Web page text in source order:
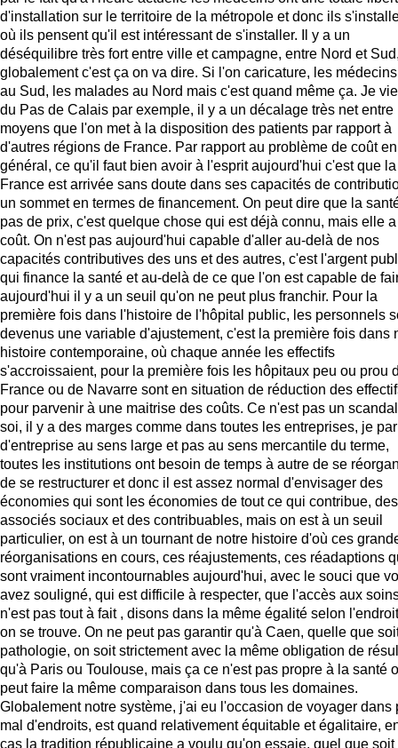
d'installation sur le territoire de la métropole et donc ils
où ils pensent qu'il est intéressant de s'installer. Il y a un
déséquilibre très fort entre ville et campagne, entre Nord et
globalement c'est ça on va dire. Si l'on caricature, les
au Sud, les malades au Nord mais c'est quand même ça. Je
du Pas de Calais par exemple, il y a un décalage très net entre
moyens que l'on met à la disposition des patients par rapport à
d'autres régions de France. Par rapport au problème de coût en
général, ce qu'il faut bien avoir à l'esprit aujourd'hui c'est que la
France est arrivée sans doute dans ses capacités de
un sommet en termes de financement. On peut dire que la
pas de prix, c'est quelque chose qui est déjà connu, mais elle
coût. On n'est pas aujourd'hui capable d'aller au-delà de nos
capacités contributives des uns et des autres, c'est l'argent
qui finance la santé et au-delà de ce que l'on est capable de
aujourd'hui il y a un seuil qu'on ne peut plus franchir. Pour la
première fois dans l'histoire de l'hôpital public, les personnels
devenus une variable d'ajustement, c'est la première fois dans
histoire contemporaine, où chaque année les effectifs
s'accroissaient, pour la première fois les hôpitaux peu ou prou
France ou de Navarre sont en situation de réduction des
pour parvenir à une maitrise des coûts. Ce n'est pas un
soi, il y a des marges comme dans toutes les entreprises, je
d'entreprise au sens large et pas au sens mercantile du terme,
toutes les institutions ont besoin de temps à autre de se
de se restructurer et donc il est assez normal d'envisager des
économies qui sont les économies de tout ce qui contribue, des
associés sociaux et des contribuables, mais on est à un seuil
particulier, on est à un tournant de notre histoire d'où ces
réorganisations en cours, ces réajustements, ces réadaptions
sont vraiment incontournables aujourd'hui, avec le souci que
avez souligné, qui est difficile à respecter, que l'accès aux
n'est pas tout à fait , disons dans la même égalité selon
on se trouve. On ne peut pas garantir qu'à Caen, quelle que
pathologie, on soit strictement avec la même obligation de
qu'à Paris ou Toulouse, mais ça ce n'est pas propre à la santé
peut faire la même comparaison dans tous les domaines.
Globalement notre système, j'ai eu l'occasion de voyager dans
mal d'endroits, est quand relativement équitable et égalitaire,
cas la tradition républicaine a voulu qu'on essaie, quel que soit